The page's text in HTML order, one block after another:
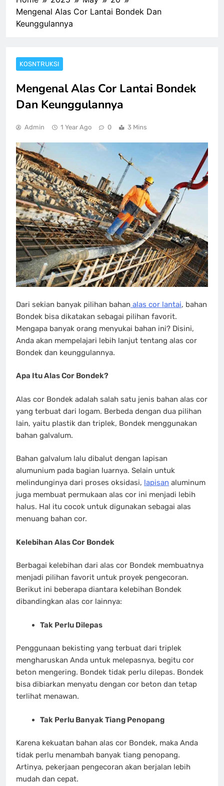
Mengenal Alas Cor Lantai Bondek Dan
Keunggulannya
KOSNTRUKSI
Mengenal Alas Cor Lantai Bondek
Dan Keunggulannya
Admin 1 Year Ago 0 3 Mins
Dari sekian banyak pilihan bahan alas cor lantai, bahan
Bondek bisa dikatakan sebagai pilihan favorit.
Mengapa banyak orang menyukai bahan ini? Disini,
Anda akan mempelajari lebih lanjut tentang alas cor
Bondek dan keunggulannya.
Apa Itu Alas Cor Bondek?
Alas cor Bondek adalah salah satu jenis bahan alas cor
yang terbuat dari logam. Berbeda dengan dua pilihan
lain, yaitu plastik dan triplek, Bondek menggunakan
bahan galvalum.
Bahan galvalum lalu dibalut dengan lapisan
alumunium pada bagian luarnya. Selain untuk
melindunginya dari proses oksidasi, lapisan aluminum
juga membuat permukaan alas cor ini menjadi lebih
halus. Hal itu cocok untuk digunakan sebagai alas
menuang bahan cor.
Kelebihan Alas Cor Bondek
Berbagai kelebihan dari alas cor Bondek membuatnya
menjadi pilihan favorit untuk proyek pengecoran.
Berikut ini beberapa diantara kelebihan Bondek
dibandingkan alas cor lainnya:
Tak Perlu Dilepas
Penggunaan bekisting yang terbuat dari triplek
mengharuskan Anda untuk melepasnya, begitu cor
beton mengering. Bondek tidak perlu dilepas. Bondek
bisa dibiarkan menyatu dengan cor beton dan tetap
terlihat menawan.
Tak Perlu Banyak Tiang Penopang
Karena kekuatan bahan alas cor Bondek, maka Anda
tidak perlu menambah banyak tiang penopang.
Artinya, pekerjaan pengecoran akan berjalan lebih
mudah dan cepat.